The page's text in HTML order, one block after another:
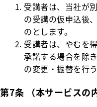
受講者は、当社が
の受講の仮申込後
のとします。
受講者は、やむを
承諾する場合を除
の変更・振替を行
第7条 （本サービスの